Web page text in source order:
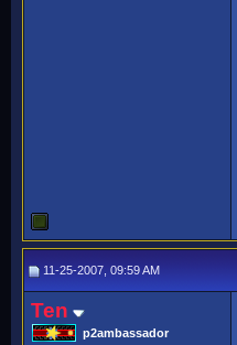
11-25-2007, 09:59 AM
Ten
p2ambassador